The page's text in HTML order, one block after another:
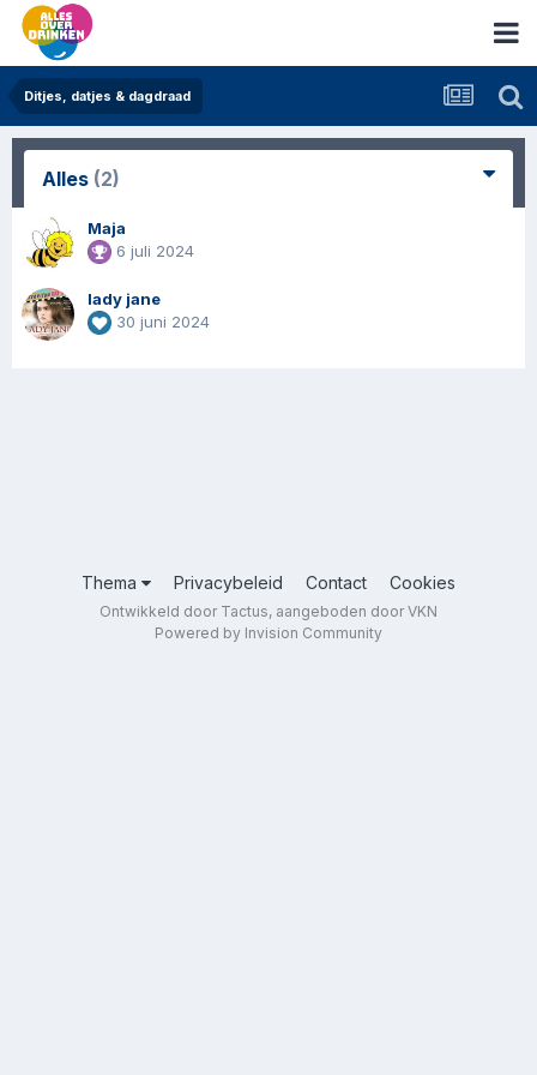
Ditjes, datjes & dagdraad
Alles (2)
Maja
6 juli 2024
lady jane
30 juni 2024
Thema Privacybeleid Contact Cookies
Ontwikkeld door Tactus, aangeboden door VKN
Powered by Invision Community